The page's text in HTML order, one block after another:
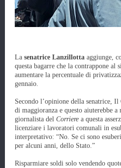
La senatrice Lanzillotta aggiunge,
questa bagarre che la contrappone al
aumentare la percentuale di
gennaio.
Secondo l’opinione della senatrice,
di maggioranza e questo aiuterebbe
giornalista del Corriere a questa
licenziare i lavoratori comunali in
interpretativo: “No. Se ci sono
per alcuni anni, dello Stato.”
Risparmiare soldi solo vendendo